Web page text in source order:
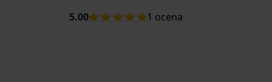
5.00 1 ocena